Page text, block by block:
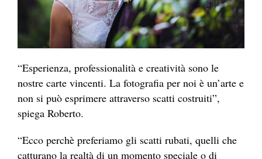
“Esperienza, professionalità e creatività sono le
nostre carte vincenti. La fotografia per noi è un’arte e
non si può esprimere attraverso scatti costruiti”,
spiega Roberto.
“Ecco perchè preferiamo gli scatti rubati, quelli che
catturano la realtà di un momento speciale o di